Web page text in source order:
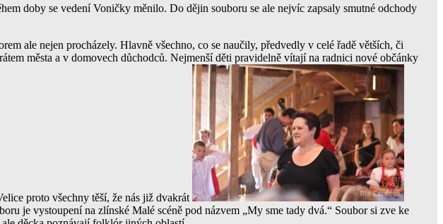
doby se vedení Voničky měnilo. Do dějin souboru se ale nejvíc zapsaly smutné odchody
ale nejen procházely. Hlavně všechno, co se naučily, předvedly v celé řadě větších, či
města a v domovech důchodců. Nejmenší děti pravidelně vítají na radnici nové občánky
proto všechny těší, že nás již dvakrát
je vystoupení na zlínské Malé scéně pod názvem „My sme tady dvá.“ Soubor si zve ke